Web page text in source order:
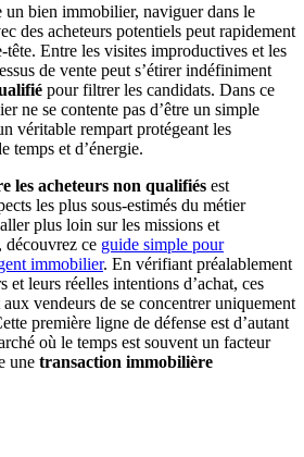
un bien immobilier, naviguer dans le
des acheteurs potentiels peut rapidement
tête. Entre les visites improductives et les
de vente peut s’étirer indéfiniment
pour filtrer les candidats. Dans ce
ne se contente pas d’être un simple
véritable rempart protégeant les
temps et d’énergie.
les acheteurs non qualifiés est
les plus sous-estimés du métier
plus loin sur les missions et
découvrez ce guide simple pour
immobilier. En vérifiant préalablement
et leurs réelles intentions d’achat, ces
vendeurs de se concentrer uniquement
première ligne de défense est d’autant
où le temps est souvent un facteur
une transaction immobilière